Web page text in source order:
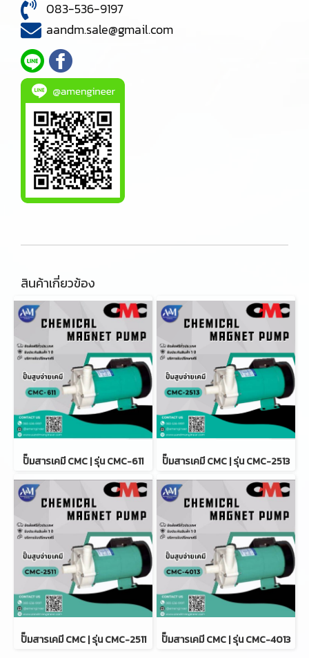
083-536-9197
aandm.sale@gmail.com
สินค้าเกี่ยวข้อง
ปั๊มสารเคมี CMC | รุ่น CMC-611 ปั๊มสารเคมี CMC | รุ่น CMC-2513
ปั๊มสารเคมี CMC | รุ่น CMC-2511 ปั๊มสารเคมี CMC | รุ่น CMC-4013